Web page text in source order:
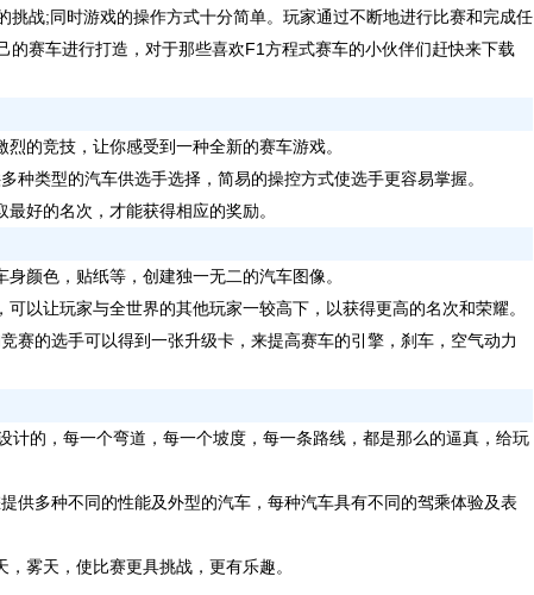
挑战;同时游戏的操作方式十分简单。玩家通过不断地进行比赛和完成任
的赛车进行打造，对于那些喜欢F1方程式赛车的小伙伴们赶快来下载
竞技，让你感受到一种全新的赛车游戏。
种类型的汽车供选手选择，简易的操控方式使选手更容易掌握。
好的名次，才能获得相应的奖励。
色，贴纸等，创建独一无二的汽车图像。
让玩家与全世界的其他玩家一较高下，以获得更高的名次和荣耀。
赛的选手可以得到一张升级卡，来提高赛车的引擎，刹车，空气动力
的，每一个弯道，每一个坡度，每一条路线，都是那么的逼真，给玩
供多种不同的性能及外型的汽车，每种汽车具有不同的驾乘体验及表
雾天，使比赛更具挑战，更有乐趣。